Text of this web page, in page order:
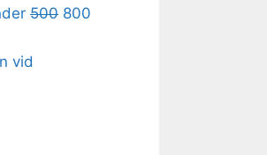
500 800
vid